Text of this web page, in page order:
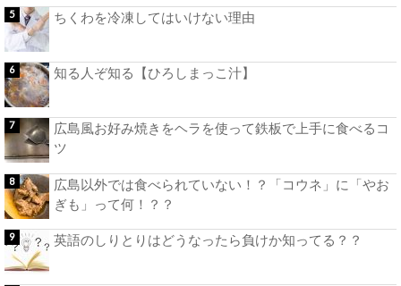
ちくわを冷凍してはいけない理由
知る人ぞ知る【ひろしまっこ汁】
広島風お好み焼きをヘラを使って鉄板で上手に食べるコ
ツ
広島以外では食べられていない！？「コウネ」に「やお
ぎも」って何！？？
英語のしりとりはどうなったら負けか知ってる？？